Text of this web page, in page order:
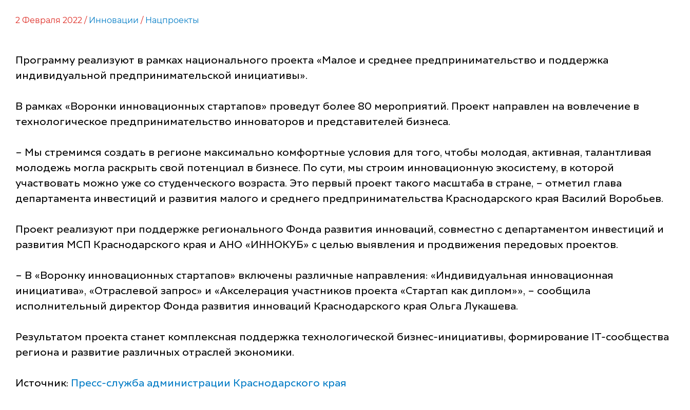
2 Февраля 2022 / Инновации / Нацпроекты
Программу реализуют в рамках национального проекта «Малое и среднее предпринимательство и поддержка
индивидуальной предпринимательской инициативы».
В рамках «Воронки инновационных стартапов» проведут более 80 мероприятий. Проект направлен на вовлечение в
технологическое предпринимательство инноваторов и представителей бизнеса.
– Мы стремимся создать в регионе максимально комфортные условия для того, чтобы молодая, активная, талантливая
молодежь могла раскрыть свой потенциал в бизнесе. По сути, мы строим инновационную экосистему, в которой
участвовать можно уже со студенческого возраста. Это первый проект такого масштаба в стране, – отметил глава
департамента инвестиций и развития малого и среднего предпринимательства Краснодарского края Василий Воробьев.
Проект реализуют при поддержке регионального Фонда развития инноваций, совместно с департаментом инвестиций и
развития МСП Краснодарского края и АНО «ИННОКУБ» с целью выявления и продвижения передовых проектов.
– В «Воронку инновационных стартапов» включены различные направления: «Индивидуальная инновационная
инициатива», «Отраслевой запрос» и «Акселерация участников проекта «Стартап как диплом»», – сообщила
исполнительный директор Фонда развития инноваций Краснодарского края Ольга Лукашева.
Результатом проекта станет комплексная поддержка технологической бизнес-инициативы, формирование IT-сообщества
региона и развитие различных отраслей экономики.
Источник: Пресс-служба администрации Краснодарского края